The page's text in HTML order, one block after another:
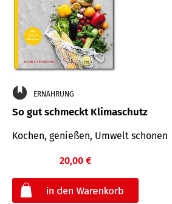
ERNÄHRUNG
So gut schmeckt Klimaschutz
Kochen, genießen, Umwelt schonen
20,00 €